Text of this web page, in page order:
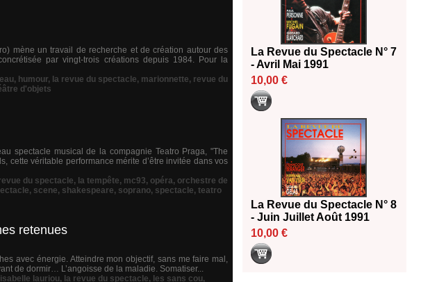
mène un travail de recherche et de création autour des
par vingt-trois créations depuis 1984. Pour la
, humour, la revue du spectacle, marionnette, revue du
d'objets
spectacle musical de la compagnie Teatro Praga, "The
cette véritable performance mérite d’être invitée dans vos
du spectacle, la tempête, mc93, opéra, orchestre de
, scene, shakespeare, soprano, spectacle, teatro
retenues
avec énergie. Atteindre mon objectif, sans me faire mal,
de dormir… L’angoisse de la maladie. Somatiser...
isabelle lauriou, la revue du spectacle, les sans cou,
La Revue du Spectacle N° 7
- Avril Mai 1991
10,00 €
La Revue du Spectacle N° 8
- Juin Juillet Août 1991
10,00 €